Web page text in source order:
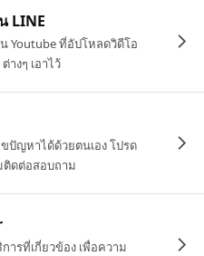
LINE
Youtube ที่อัปโหลดวิดีโอ
างๆ เอาไว้
ญหาได้ด้วยตนเอง โปรด
ติดต่อสอบถาม
ารที่เกี่ยวข้อง เพื่อความ